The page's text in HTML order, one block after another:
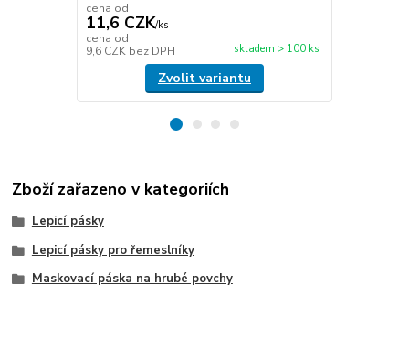
cena od
11,6 CZK/ks
cena od
9,6 CZK bez DPH skladem > 100 ks
Zvolit variantu
Zboží zařazeno v kategoriích
Lepicí pásky
Lepicí pásky pro řemeslníky
Maskovací páska na hrubé povchy